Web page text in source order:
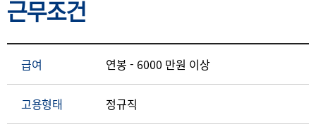
근무조건
급여 연봉 - 6000 만원 이상
고용형태 정규직